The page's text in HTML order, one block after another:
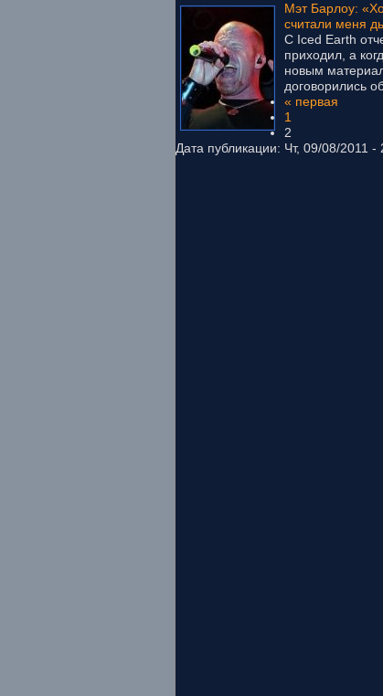
Мэт Барлоу:
считали меня
С Iced Earth
приходил, а
новым
договорились
« первая
1
2
Дата публикации: Чт, 09/08/2011 -